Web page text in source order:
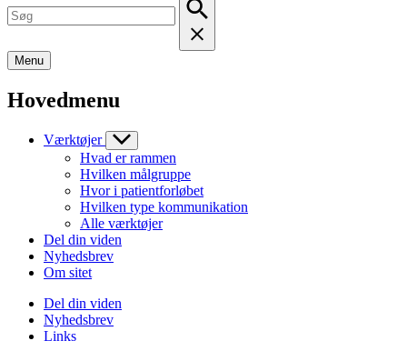
Menu
Hovedmenu
Værktøjer
Hvad er rammen
Hvilken målgruppe
Hvor i patientforløbet
Hvilken type kommunikation
Alle værktøjer
Del din viden
Nyhedsbrev
Om sitet
Del din viden
Nyhedsbrev
Links